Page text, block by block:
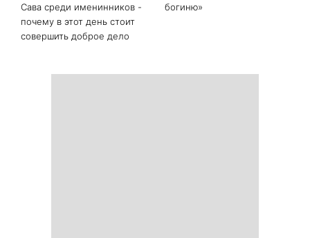
Сава среди именинников -
почему в этот день стоит
совершить доброе дело
богиню»